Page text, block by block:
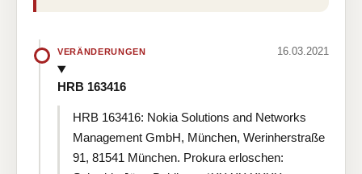
VERÄNDERUNGEN 16.03.2021
HRB 163416
HRB 163416: Nokia Solutions and Networks
Management GmbH, München, Werinherstraße
91, 81541 München. Prokura erloschen: